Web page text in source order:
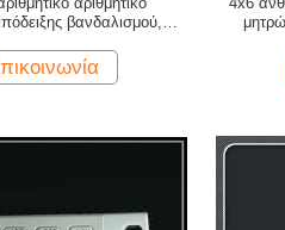
βανδαλισμού,